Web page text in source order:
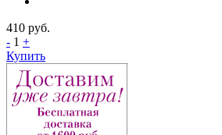
410 руб.
- 1 +
Купить